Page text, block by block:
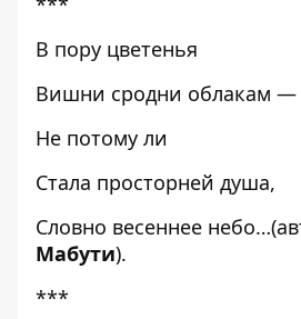
В пору цветенья
Вишни сродни облакам —
Не потому ли
Стала просторней душа,
Словно весеннее
Мабути).
***